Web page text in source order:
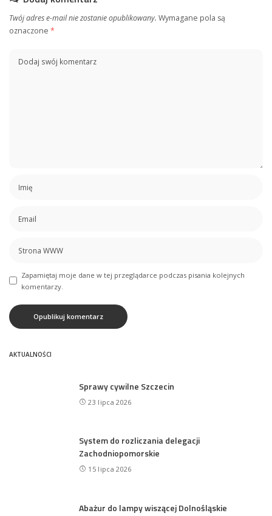
Twój adres e-mail nie zostanie opublikowany. Wymagane pola są
oznaczone *
Zapamiętaj moje dane w tej przeglądarce podczas pisania kolejnych
komentarzy.
AKTUALNOŚCI
Sprawy cywilne Szczecin
23 lipca 2026
System do rozliczania delegacji
Zachodniopomorskie
15 lipca 2026
Abażur do lampy wiszącej Dolnośląskie